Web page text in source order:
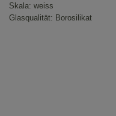
Skala: weiss
Glasqualität: Borosilikat